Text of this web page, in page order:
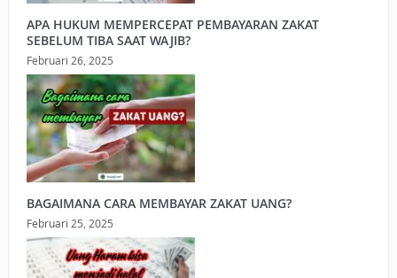
APA HUKUM MEMPERCEPAT PEMBAYARAN ZAKAT
SEBELUM TIBA SAAT WAJIB?
Februari 26, 2025
BAGAIMANA CARA MEMBAYAR ZAKAT UANG?
Februari 25, 2025